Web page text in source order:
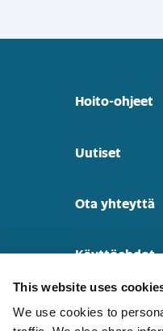
This website uses
We use cookies to
Hoito-ohjeet
Uutiset
Ota yhteyttä
Käyttöehdot